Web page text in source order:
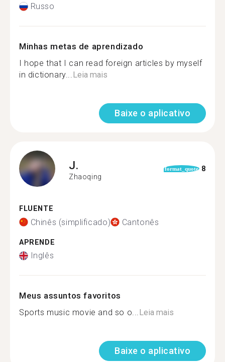
Russo
Minhas metas de aprendizado
I hope that I can read foreign articles by myself
in dictionary...Leia mais
Baixe o aplicativo
J.
Zhaoqing
format_quote 8
FLUENTE
Chinês (simplificado) Cantonês
APRENDE
Inglês
Meus assuntos favoritos
Sports music movie and so o...Leia mais
Baixe o aplicativo